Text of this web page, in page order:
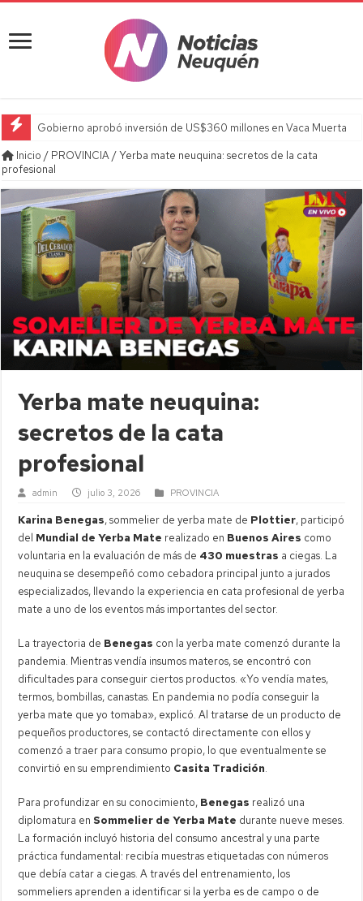
Gobierno aprobó inversión de US$360 millones en Vaca Muerta
Inicio / PROVINCIA/Yerba mate neuquina: secretos de la cata
profesional
Yerba mate neuquina:
secretos de la cata
profesional
admin julio 3, 2026 PROVINCIA
Karina Benegas, sommelier de yerba mate de Plottier, participó
del Mundial de Yerba Mate realizado en Buenos Aires como
voluntaria en la evaluación de más de 430 muestras a ciegas. La
neuquina se desempeñó como cebadora principal junto a jurados
especializados, llevando la experiencia en cata profesional de yerba
mate a uno de los eventos más importantes del sector.
La trayectoria de Benegas con la yerba mate comenzó durante la
pandemia. Mientras vendía insumos materos, se encontró con
dificultades para conseguir ciertos productos. «Yo vendía mates,
termos, bombillas, canastas. En pandemia no podía conseguir la
yerba mate que yo tomaba», explicó. Al tratarse de un producto de
pequeños productores, se contactó directamente con ellos y
comenzó a traer para consumo propio, lo que eventualmente se
convirtió en su emprendimiento Casita Tradición.
Para profundizar en su conocimiento, Benegas realizó una
diplomatura en Sommelier de Yerba Mate durante nueve meses.
La formación incluyó historia del consumo ancestral y una parte
práctica fundamental: recibía muestras etiquetadas con números
que debía catar a ciegas. A través del entrenamiento, los
sommeliers aprenden a identificar si la yerba es de campo o de